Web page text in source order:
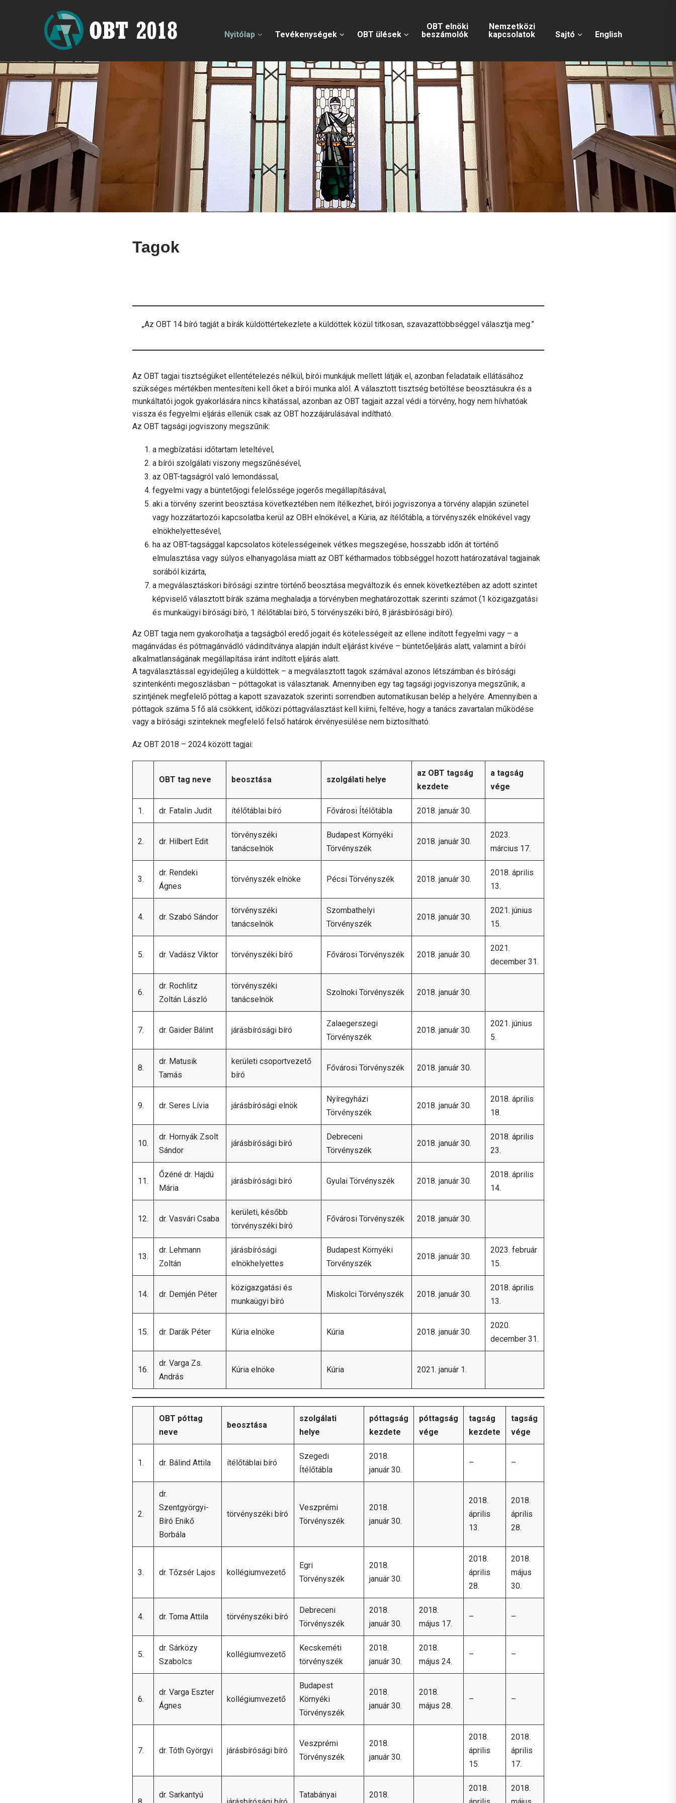
Nyitólap Tevékenységek OBT ülések
OBT elnöki
beszámolók
Nemzetközi
kapcsolatok
Sajtó English
Tagok
„Az OBT 14 bíró tagját a bírák küldöttértekezlete a küldöttek közül titkosan, szavazattöbbséggel választja meg.”
Az OBT tagjai tisztségüket ellentételezés nélkül, bírói munkájuk mellett látják el, azonban feladataik ellátásához
szükséges mértékben mentesíteni kell őket a bírói munka alól. A választott tisztség betöltése beosztásukra és a
munkáltatói jogok gyakorlására nincs kihatással, azonban az OBT tagjait azzal védi a törvény, hogy nem hívhatóak
vissza és fegyelmi eljárás ellenük csak az OBT hozzájárulásával indítható.
Az OBT tagsági jogviszony megszűnik:
a megbízatási időtartam leteltével,
a bírói szolgálati viszony megszűnésével,
az OBT-tagságról való lemondással,
fegyelmi vagy a büntetőjogi felelőssége jogerős megállapításával,
aki a törvény szerint beosztása következtében nem ítélkezhet, bírói jogviszonya a törvény alapján szünetel
vagy hozzátartozói kapcsolatba kerül az OBH elnökével, a Kúria, az ítélőtábla, a törvényszék elnökével vagy
elnökhelyettesével,
ha az OBT-tagsággal kapcsolatos kötelességeinek vétkes megszegése, hosszabb időn át történő
elmulasztása vagy súlyos elhanyagolása miatt az OBT kétharmados többséggel hozott határozatával tagjainak
sorából kizárta,
a megválasztáskori bírósági szintre történő beosztása megváltozik és ennek következtében az adott szintet
képviselő választott bírák száma meghaladja a törvényben meghatározottak szerinti számot (1 közigazgatási
és munkaügyi bírósági bíró, 1 ítélőtáblai bíró, 5 törvényszéki bíró, 8 járásbírósági bíró).
Az OBT tagja nem gyakorolhatja a tagságból eredő jogait és kötelességeit az ellene indított fegyelmi vagy – a
magánvádas és pótmagánvádló vádindítványa alapján indult eljárást kivéve – büntetőeljárás alatt, valamint a bírói
alkalmatlanságának megállapítása iránt indított eljárás alatt.
A tagválasztással egyidejűleg a küldöttek – a megválasztott tagok számával azonos létszámban és bírósági
szintenkénti megoszlásban – póttagokat is választanak. Amennyiben egy tag tagsági jogviszonya megszűnik, a
szintjének megfelelő póttag a kapott szavazatok szerinti sorrendben automatikusan belép a helyére. Amennyiben a
póttagok száma 5 fő alá csökkent, időközi póttagválasztást kell kiírni, feltéve, hogy a tanács zavartalan működése
vagy a bírósági szinteknek megfelelő felső határok érvényesülése nem biztosítható.
Az OBT 2018 – 2024 között tagjai:
OBT tag neve beosztása szolgálati helye
az OBT tagság
kezdete
a tagság
vége
1. dr. Fatalin Judit ítélőtáblai bíró Fővárosi Ítélőtábla 2018. január 30.
2. dr. Hilbert Edit
törvényszéki
tanácselnök
Budapest Környéki
Törvényszék
2018. január 30.
2023.
március 17.
3.
dr. Rendeki
Ágnes
törvényszék elnöke Pécsi Törvényszék 2018. január 30.
2018. április
13.
4. dr. Szabó Sándor
törvényszéki
tanácselnök
Szombathelyi
Törvényszék
2018. január 30.
2021. június
15.
5. dr. Vadász Viktor törvényszéki bíró Fővárosi Törvényszék 2018. január 30.
2021.
december 31.
6.
dr. Rochlitz
Zoltán László
törvényszéki
tanácselnök
Szolnoki Törvényszék 2018. január 30.
7. dr. Gaider Bálint járásbírósági bíró
Zalaegerszegi
Törvényszék
2018. január 30.
2021. június
5.
8.
dr. Matusik
Tamás
kerületi csoportvezető
bíró
Fővárosi Törvényszék 2018. január 30.
9. dr. Seres Lívia járásbírósági elnök
Nyíregyházi
Törvényszék
2018. január 30.
2018. április
18.
10.
dr. Hornyák Zsolt
Sándor
járásbírósági bíró
Debreceni
Törvényszék
2018. január 30.
2018. április
23.
11.
Őzéné dr. Hajdú
Mária
járásbírósági bíró Gyulai Törvényszék 2018. január 30.
2018. április
14.
12. dr. Vasvári Csaba
kerületi, később
törvényszéki bíró
Fővárosi Törvényszék 2018. január 30.
13.
dr. Lehmann
Zoltán
járásbírósági
elnökhelyettes
Budapest Környéki
Törvényszék
2018. január 30.
2023. február
15.
14. dr. Demjén Péter
közigazgatási és
munkaügyi bíró
Miskolci Törvényszék 2018. január 30.
2018. április
13.
15. dr. Darák Péter Kúria elnöke Kúria 2018. január 30.
2020.
december 31.
16.
dr. Varga Zs.
András
Kúria elnöke Kúria 2021. január 1.
OBT póttag
neve
beosztása
szolgálati
helye
póttagság
kezdete
póttagság
vége
tagság
kezdete
tagság
vége
1. dr. Bálind Attila ítélőtáblai bíró
Szegedi
Ítélőtábla
2018.
január 30.
– –
2.
dr.
Szentgyörgyi-
Bíró Enikő
Borbála
törvényszéki bíró
Veszprémi
Törvényszék
2018.
január 30.
2018.
április
13.
2018.
április
28.
3. dr. Tőzsér Lajos kollégiumvezető
Egri
Törvényszék
2018.
január 30.
2018.
április
28.
2018.
május
30.
4. dr. Toma Attila törvényszéki bíró
Debreceni
Törvényszék
2018.
január 30.
2018.
május 17.
– –
5.
dr. Sárközy
Szabolcs
kollégiumvezető
Kecskeméti
törvényszék
2018.
január 30.
2018.
május 24.
– –
6.
dr. Varga Eszter
Ágnes
kollégiumvezető
Budapest
Környéki
Törvényszék
2018.
január 30.
2018.
május 28.
– –
7. dr. Tóth Györgyi járásbírósági bíró
Veszprémi
Törvényszék
2018.
január 30.
2018.
április
15.
2018.
április
17.
dr. Sarkantyú Tatabányai 2018.
2018.
2018.